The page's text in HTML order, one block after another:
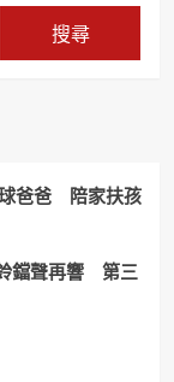
搜尋
球爸爸 陪家扶孩
鐺聲再響 第三